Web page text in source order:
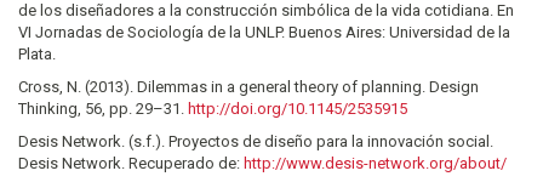
de los diseñadores a la construcción simbólica de la vida cotidiana. En
VI Jornadas de Sociología de la UNLP. Buenos Aires: Universidad de la
Plata.
Cross, N. (2013). Dilemmas in a general theory of planning. Design
Thinking, 56, pp. 29–31. http://doi.org/10.1145/2535915
Desis Network. (s.f.). Proyectos de diseño para la innovación social.
Desis Network. Recuperado de: http://www.desis-network.org/about/